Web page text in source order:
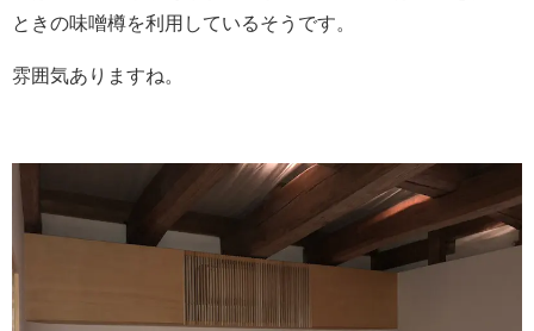
ときの味噌樽を利用しているそうです。
雰囲気ありますね。